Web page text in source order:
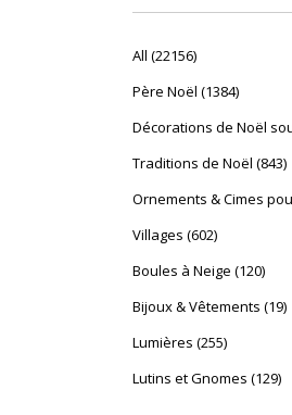
All (22156)
Père Noël (1384)
Décorations de Noël
Traditions de Noël (843)
Ornements & Cimes
Villages (602)
Boules à Neige (120)
Bijoux & Vêtements (19)
Lumières (255)
Lutins et Gnomes (129)